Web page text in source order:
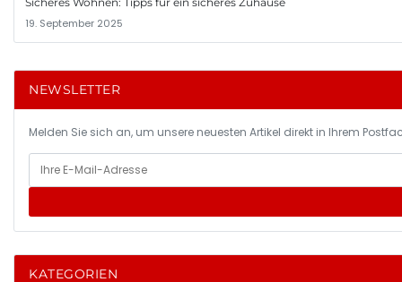
19. September 2025
NEWSLETTER
Melden Sie sich an, um unsere neuesten Artikel direkt in Ihrem
KATEGORIEN